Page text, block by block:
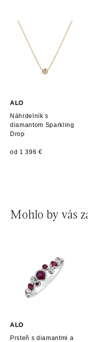
ALO diamonds,
Roztylská 2321/
tel.: +420 773 585
dnes otvorené
ALO
Náhrdelník s
diamantom Sparkling
Drop
od 1 396 €
Mohlo by vás
ALO
Prsteň s diamantmi a